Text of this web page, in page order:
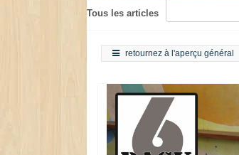
Tous les articles
retournez à l'aperçu général